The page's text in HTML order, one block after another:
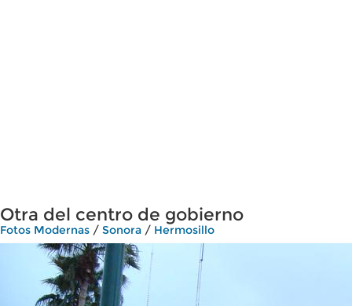
Otra del centro de gobierno
Fotos Modernas / Sonora / Hermosillo